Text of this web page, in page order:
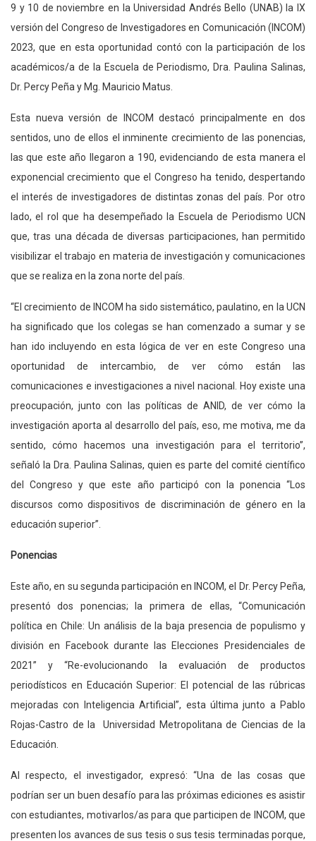
9 y 10 de noviembre en la Universidad Andrés Bello (UNAB) la IX
versión del Congreso de Investigadores en Comunicación (INCOM)
2023, que en esta oportunidad contó con la participación de los
académicos/a de la Escuela de Periodismo, Dra. Paulina Salinas,
Dr. Percy Peña y Mg. Mauricio Matus.
Esta nueva versión de INCOM destacó principalmente en dos
sentidos, uno de ellos el inminente crecimiento de las ponencias,
las que este año llegaron a 190, evidenciando de esta manera el
exponencial crecimiento que el Congreso ha tenido, despertando
el interés de investigadores de distintas zonas del país. Por otro
lado, el rol que ha desempeñado la Escuela de Periodismo UCN
que, tras una década de diversas participaciones, han permitido
visibilizar el trabajo en materia de investigación y comunicaciones
que se realiza en la zona norte del país.
“El crecimiento de INCOM ha sido sistemático, paulatino, en la UCN
ha significado que los colegas se han comenzado a sumar y se
han ido incluyendo en esta lógica de ver en este Congreso una
oportunidad de intercambio, de ver cómo están las
comunicaciones e investigaciones a nivel nacional. Hoy existe una
preocupación, junto con las políticas de ANID, de ver cómo la
investigación aporta al desarrollo del país, eso, me motiva, me da
sentido, cómo hacemos una investigación para el territorio”,
señaló la Dra. Paulina Salinas, quien es parte del comité científico
del Congreso y que este año participó con la ponencia “Los
discursos como dispositivos de discriminación de género en la
educación superior”.
Ponencias
Este año, en su segunda participación en INCOM, el Dr. Percy Peña,
presentó dos ponencias; la primera de ellas, “Comunicación
política en Chile: Un análisis de la baja presencia de populismo y
división en Facebook durante las Elecciones Presidenciales de
2021” y “Re-evolucionando la evaluación de productos
periodísticos en Educación Superior: El potencial de las rúbricas
mejoradas con Inteligencia Artificial”, esta última junto a Pablo
Rojas-Castro de la Universidad Metropolitana de Ciencias de la
Educación.
Al respecto, el investigador, expresó: “Una de las cosas que
podrían ser un buen desafío para las próximas ediciones es asistir
con estudiantes, motivarlos/as para que participen de INCOM, que
presenten los avances de sus tesis o sus tesis terminadas porque,